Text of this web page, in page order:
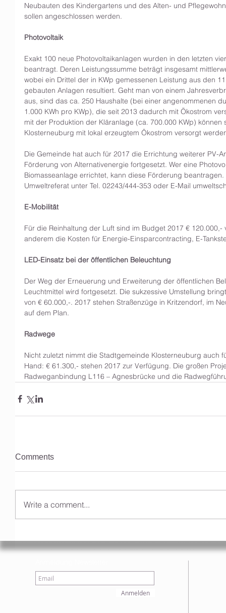
Neubauten des Kindergartens und des Alten- und
sollen angeschlossen werden.
Photovoltaik
Exakt 100 neue Photovoltaikanlagen wurden in den letzten
beantragt. Deren Leistungssumme beträgt insgesamt
wobei ein Drittel der in KWp gemessenen Leistung aus den
gebauten Anlagen resultiert. Geht man von einem
aus, sind das ca. 250 Haushalte (bei einer angenommenen
1.000 KWh pro KWp), die seit 2013 dadurch mit Ökostrom
mit der Produktion der Kläranlage (ca. 700.000 KWp)
Klosterneuburg mit lokal erzeugtem Ökostrom versorgt
Die Gemeinde hat auch für 2017 die Errichtung weiterer PV-
Förderung von Alternativenergie fortgesetzt. Wer eine
Biomasseanlage errichtet, kann diese Förderung
Umweltreferat unter Tel. 02243/444-353 oder E-Mail
E-Mobilität
Für die Reinhaltung der Luft sind im Budget 2017 €
anderem die Kosten für Energie-Einsparcontracting, E-
LED-Einsatz bei der öffentlichen Beleuchtung
Der Weg der Erneuerung und Erweiterung der öffentlichen
Leuchtmittel wird fortgesetzt. Die sukzessive Umstellung
von € 60.000,-. 2017 stehen Straßenzüge in Kritzendorf, im
auf dem Plan.
Radwege
Nicht zuletzt nimmt die Stadtgemeinde Klosterneuburg auch
Hand: € 61.300,- stehen 2017 zur Verfügung. Die großen
Radweganbindung L116 – Agnesbrücke und die
Comments
Write a comment...
Anmelden